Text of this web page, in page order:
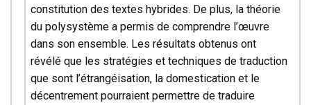
constitution des textes hybrides. De plus, la théorie
du polysystème a permis de comprendre l’œuvre
dans son ensemble. Les résultats obtenus ont
révélé que les stratégies et techniques de traduction
que sont l’étrangéisation, la domestication et le
décentrement pourraient permettre de traduire